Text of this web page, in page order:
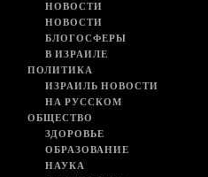
НОВОСТИ
НОВОСТИ
БЛОГОСФЕРЫ
В ИЗРАИЛЕ
ПОЛИТИКА
ИЗРАИЛЬ НОВОСТИ
НА РУССКОМ
ОБЩЕСТВО
ЗДОРОВЬЕ
ОБРАЗОВАНИЕ
НАУКА